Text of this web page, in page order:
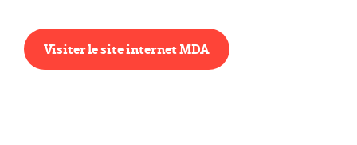
Visiter le site internet MDA